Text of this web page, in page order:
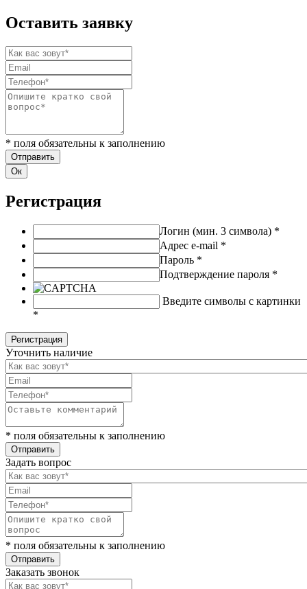
Оставить заявку
* поля обязательны к заполнению
Ок
Регистрация
Логин (мин. 3 символа) *
Адрес e-mail *
Пароль *
Подтверждение пароля *
Введите символы с картинки
*
Уточнить наличие
* поля обязательны к заполнению
Задать вопрос
* поля обязательны к заполнению
Заказать звонок